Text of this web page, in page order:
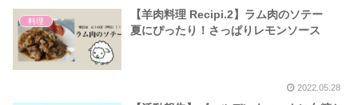
料理
【羊肉料理 Recipi.2】ラム肉のソテー
夏にぴったり！さっぱりレモンソース
2022.05.28